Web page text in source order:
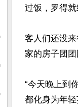
过饭，罗得就
客人们还没
家的房子团
“今天晚上到
都化身为年